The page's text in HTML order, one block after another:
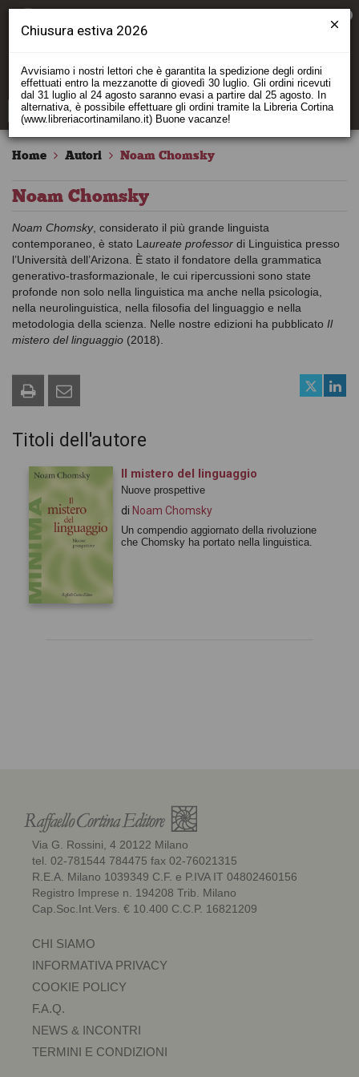
Home Autori Noam Chomsky
Noam Chomsky
Noam Chomsky, considerato il più grande linguista
contemporaneo, è stato L aureate professor di Linguistica presso
l’Università dell’Arizona. È stato il fondatore della grammatica
generativo-trasformazionale, le cui ripercussioni sono state
profonde non solo nella linguistica ma anche nella psicologia,
nella neurolinguistica, nella filosofia del linguaggio e nella
metodologia della scienza. Nelle nostre edizioni ha pubblicato Il
mistero del linguaggio (2018).
Titoli dell'autore
Il mistero del linguaggio
Nuove prospettive
di Noam Chomsky
Un compendio aggiornato della rivoluzione
che Chomsky ha portato nella linguistica.
Via G. Rossini, 4 20122 Milano
tel. 02-781544 784475 fax 02-76021315
R.E.A. Milano 1039349 C.F. e P.IVA IT 04802460156
Registro Imprese n. 194208 Trib. Milano
Cap.Soc.Int.Vers. € 10.400 C.C.P. 16821209
CHI SIAMO
INFORMATIVA PRIVACY
COOKIE POLICY
F.A.Q.
NEWS & INCONTRI
TERMINI E CONDIZIONI
Chiusura estiva 2026
Avvisiamo i nostri lettori che è garantita la spedizione degli ordini
effettuati entro la mezzanotte di giovedì 30 luglio. Gli ordini ricevuti
dal 31 luglio al 24 agosto saranno evasi a partire dal 25 agosto. In
alternativa, è possibile effettuare gli ordini tramite la Libreria Cortina
(www.libreriacortinamilano.it) Buone vacanze!